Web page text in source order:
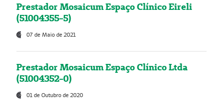
Prestador Mosaicum Espaço Clínico Eireli
(51004355-5)
07 de Maio de 2021
Prestador Mosaicum Espaço Clínico Ltda
(51004352-0)
01 de Outubro de 2020